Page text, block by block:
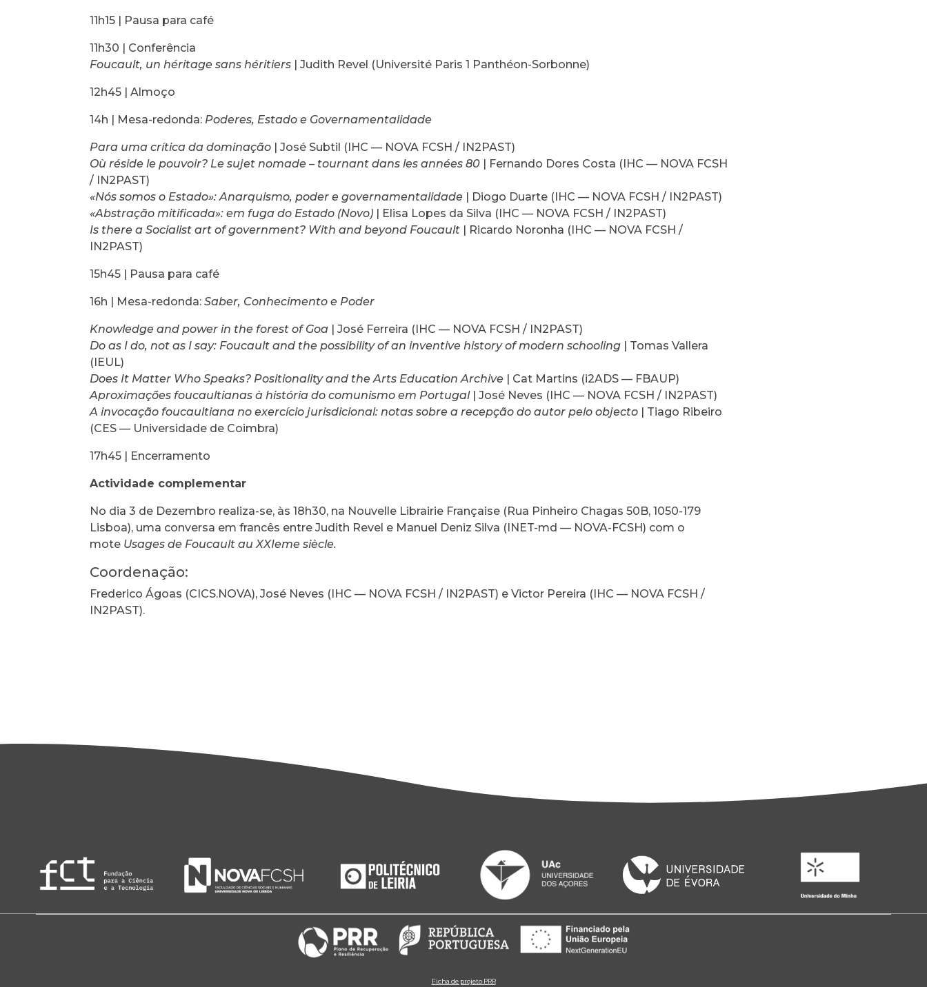
11h15 | Pausa para café
11h30 | Conferência
Foucault, un héritage sans héritiers | Judith Revel (Université Paris 1 Panthéon-Sorbonne)
12h45 | Almoço
14h | Mesa-redonda: Poderes, Estado e Governamentalidade
Para uma crítica da dominação | José Subtil (IHC — NOVA FCSH / IN2PAST)
Où réside le pouvoir? Le sujet nomade – tournant dans les années 80 | Fernando Dores Costa (IHC — NOVA FCSH
/ IN2PAST)
«Nós somos o Estado»: Anarquismo, poder e governamentalidade | Diogo Duarte (IHC — NOVA FCSH / IN2PAST)
«Abstração mitificada»: em fuga do Estado (Novo) | Elisa Lopes da Silva (IHC — NOVA FCSH / IN2PAST)
Is there a Socialist art of government? With and beyond Foucault | Ricardo Noronha (IHC — NOVA FCSH /
IN2PAST)
15h45 | Pausa para café
16h | Mesa-redonda:Saber, Conhecimento e Poder
Knowledge and power in the forest of Goa | José Ferreira (IHC — NOVA FCSH / IN2PAST)
Do as I do, not as I say: Foucault and the possibility of an inventive history of modern schooling | Tomas Vallera
(IEUL)
Does It Matter Who Speaks? Positionality and the Arts Education Archive | Cat Martins (i2ADS — FBAUP)
Aproximações foucaultianas à história do comunismo em Portugal| José Neves (IHC — NOVA FCSH / IN2PAST)
A invocação foucaultiana no exercício jurisdicional: notas sobre a recepção do autor pelo objecto | Tiago Ribeiro
(CES — Universidade de Coimbra)
17h45 | Encerramento
Actividade complementar
No dia 3 de Dezembro realiza-se, às 18h30, na Nouvelle Librairie Française (Rua Pinheiro Chagas 50B, 1050-179
Lisboa), uma conversa em francês entre Judith Revel e Manuel Deniz Silva (INET-md — NOVA-FCSH) com o
mote Usages de Foucault au XXIeme siècle.
Coordenação:
Frederico Ágoas (CICS.NOVA),José Neves (IHC — NOVA FCSH / IN2PAST) eVictor Pereira (IHC — NOVA FCSH /
IN2PAST).
Ficha de projeto PRR